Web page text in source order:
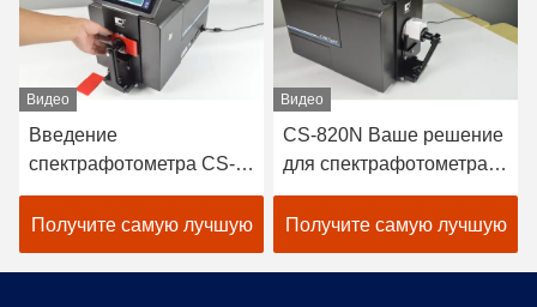
Видео
Введение
спектрафотометра CS-
820N
Получите самую лучшую
Видео
CS-820N Ваше решение
для спектрафотометра
на основе цветового
совпадения
Получите самую лучшую